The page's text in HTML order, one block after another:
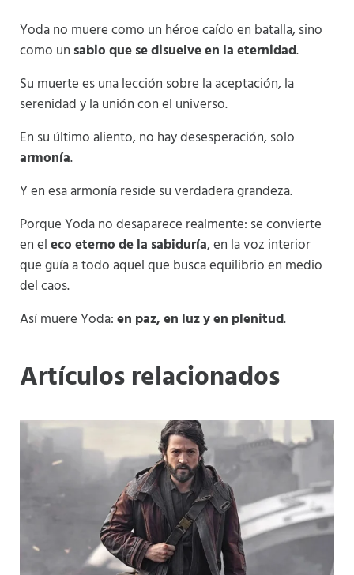
Yoda no muere como un héroe caído en batalla, sino
como un sabio que se disuelve en la eternidad.
Su muerte es una lección sobre la aceptación, la
serenidad y la unión con el universo.
En su último aliento, no hay desesperación, solo
armonía.
Y en esa armonía reside su verdadera grandeza.
Porque Yoda no desaparece realmente: se convierte
en eleco eterno de la sabiduría, en la voz interior
que guía a todo aquel que busca equilibrio en medio
del caos.
Así muere Yoda:en paz, en luz y en plenitud.
Artículos relacionados